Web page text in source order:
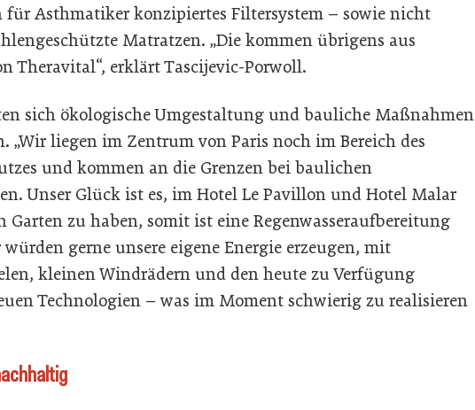
Asthmatiker konzipiertes Filtersystem – sowie nicht
Matratzen. „Die kommen übrigens aus
Theravital“, erklärt Tascijevic-Porwoll.
sich ökologische Umgestaltung und bauliche Maßnahmen
„Wir liegen im Zentrum von Paris noch im Bereich des
und kommen an die Grenzen bei baulichen
Unser Glück ist es, im Hotel Le Pavillon und Hotel Malar
Garten zu haben, somit ist eine Regenwasseraufbereitung
gerne unsere eigene Energie erzeugen, mit
kleinen Windrädern und den heute zu Verfügung
Technologien – was im Moment schwierig zu realisieren